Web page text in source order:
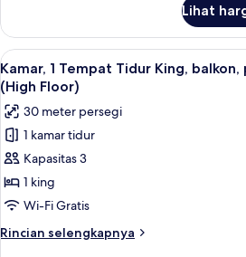
pemandangan
kota
Kamar
Deluks,
2
Tempat
Tidur
Twin,
balkon,
pemandangan
kota
Lihat
Lihat
semua
foto
untuk
Kamar,
1
Tempat
Tidur
King,
balkon,
5
Kamar, 1 Tempat Tidur King,
(High Floor)
30 meter persegi
1 kamar tidur
Kapasitas 3
1 king
Wi-Fi Gratis
Rincian selengkapnya
Rincian